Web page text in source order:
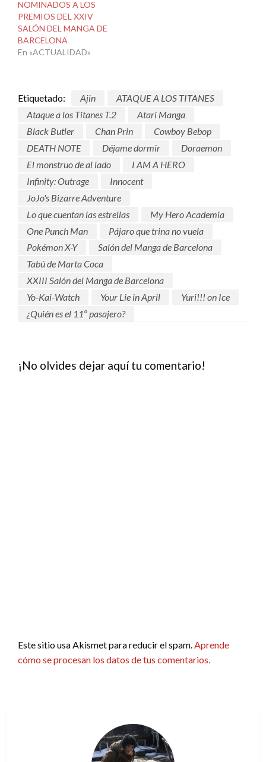
NOMINADOS A LOS
PREMIOS DEL XXIV
SALÓN DEL MANGA DE
BARCELONA
En «ACTUALIDAD»
Etiquetado: Ajin
ATAQUE A LOS TITANES
Ataque a los Titanes T.2
Atari Manga
Black Butler
Chan Prin
Cowboy Bebop
DEATH NOTE
Déjame dormir
Doraemon
El monstruo de al lado
I AM A HERO
Infinity: Outrage
Innocent
JoJo's Bizarre Adventure
Lo que cuentan las estrellas
My Hero Academia
One Punch Man
Pájaro que trina no vuela
Pokémon X-Y
Salón del Manga de Barcelona
Tabú de Marta Coca
XXIII Salón del Manga de Barcelona
Yo-Kai-Watch
Your Lie in April
Yuri!!! on Ice
¿Quién es el 11º pasajero?
¡No olvides dejar aquí tu comentario!
Este sitio usa Akismet para reducir el spam.Aprende
cómo se procesan los datos de tus comentarios.